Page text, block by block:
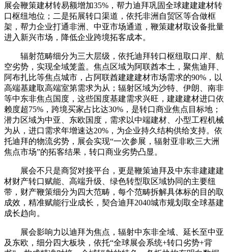
展会鞭策建材转易额增加35%，帮力迪拜巩固全球建建建材转
口枢纽地位；二是拓展转口渠道，依托非洲自贸区等合做框
架，帮力企业打通非洲、中亚市场通道，鞭策建材取设备批量
进入新兴市场，降低企业跨境拓客成本。
辐射范畴细分为三大层级，依托迪拜转口枢纽取口岸、航
空劣势，实现全域笼盖。焦点区域为阿联酋本土，聚焦迪拜、
阿布扎比等焦点城市，占阿联酋建建建材市场需求的90%，以
高端基建取高端室第需求为从；辐射区域为沙特、伊朗、南非
等中东非焦点国度，这些国度基建需求兴旺，建建建材进口依
赖度超75%，跨境买家占比达30%，是转口商业焦点目标地；
潜力区域为中亚、东欧国度，需求以中端建材、小型工程机械
为从，进口需求年增速达20%，为企业持久结构供给支持。依
托迪拜的物流劣势，展会实现“一次参展，辐射亚非欧三大洲
焦点市场”的拓客结果，转口商业劣势凸显。
展会不只是商贸对接平台，更是鞭策迪拜及中东非建建建
材财产转口赋能、高端升级、绿色转型取区域协同的主要纽
带，财产鞭策细分为四大范畴，每个范畴拆解具体标的目的取
成效，精准赋能行业成长，契合迪拜2040城市规划取全球基建
成长趋向。
展会影响力以迪拜为焦点，辐射中东非全域、延长至中亚
及东欧，细分四大板块，依托“全球展会系统+转口劣势+背